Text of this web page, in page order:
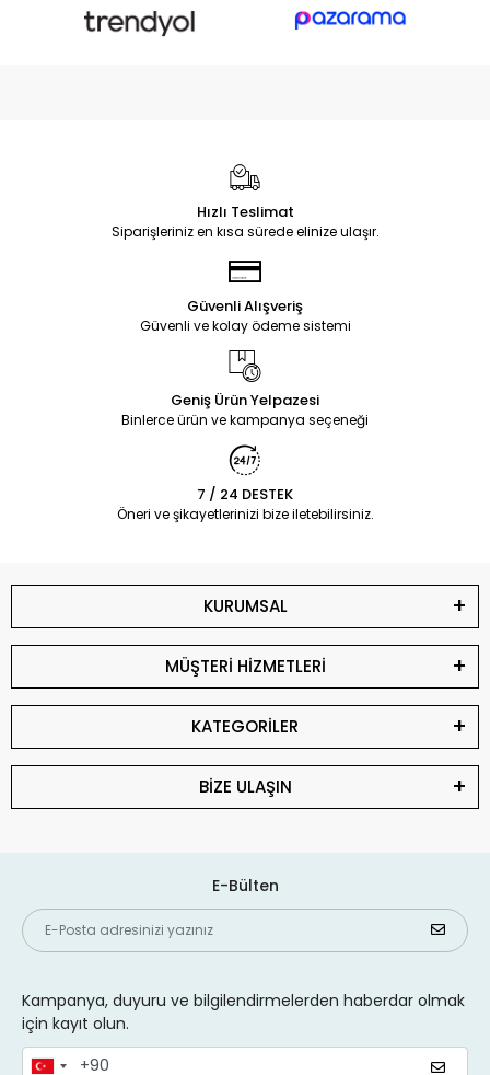
Hızlı Teslimat
Siparişleriniz en kısa sürede elinize ulaşır.
Güvenli Alışveriş
Güvenli ve kolay ödeme sistemi
Geniş Ürün Yelpazesi
Binlerce ürün ve kampanya seçeneği
7 / 24 DESTEK
Öneri ve şikayetlerinizi bize iletebilirsiniz.
KURUMSAL
MÜŞTERİ HİZMETLERİ
KATEGORİLER
BİZE ULAŞIN
E-Bülten
Kampanya, duyuru ve bilgilendirmelerden haberdar olmak
için kayıt olun.